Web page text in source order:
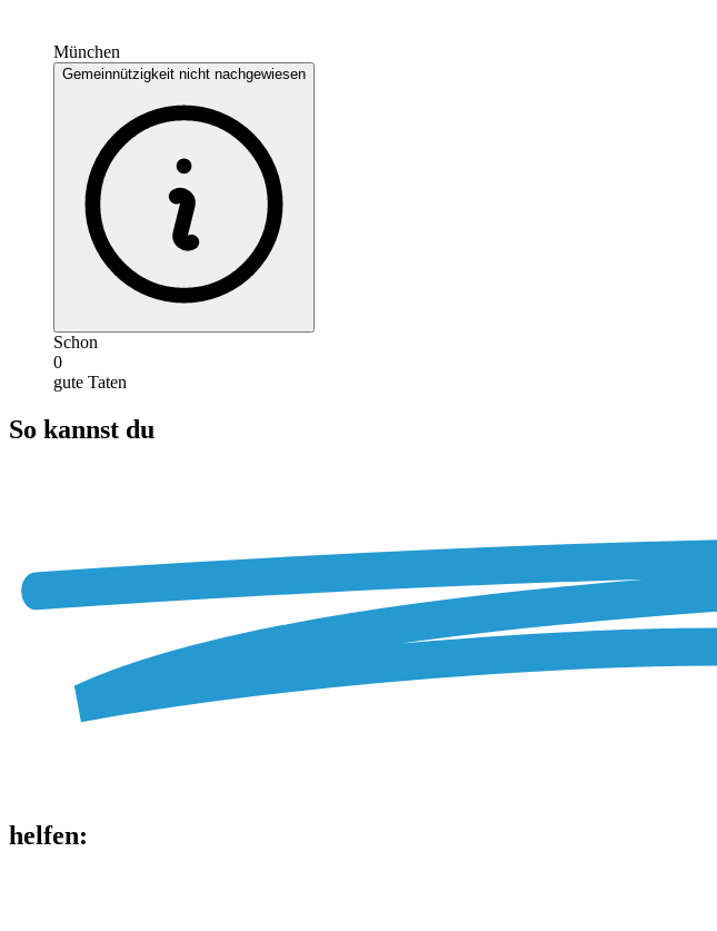
München
Gemeinnützigkeit nicht nachgewiesen
Schon
0
gute Taten
So kannst du
helfen: